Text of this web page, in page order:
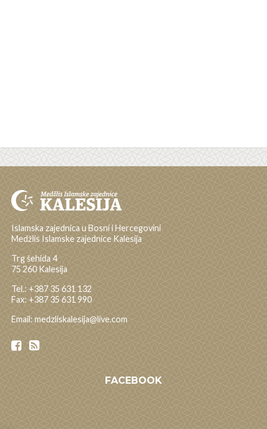
Islamska zajednica u Bosni i Hercegovini
Medžlis Islamske zajednice Kalesija
Trg šehida 4
75 260 Kalesija
Tel.: +387 35 631 132
Fax: +387 35 631 990
Email: medzliskalesija@live.com
FACEBOOK